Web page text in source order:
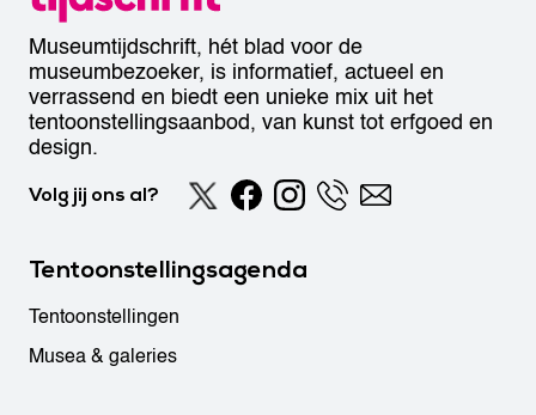
Museumtijdschrift, hét blad voor de
museumbezoeker, is informatief, actueel en
verrassend en biedt een unieke mix uit het
tentoonstellingsaanbod, van kunst tot erfgoed en
design.
Volg jij ons al?
Tentoonstellingsagenda
Tentoonstellingen
Musea & galeries